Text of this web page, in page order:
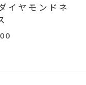
イヤモンドネ